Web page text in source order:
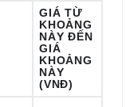
GIÁ TỪ
KHOẢNG
NÀY ĐẾN
GIÁ
KHOẢNG
NÀY
(VNĐ)